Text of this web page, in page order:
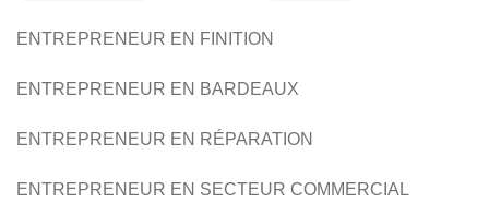
RÉFECTION DE TOITURE MAISONS NEUVES
CONSTRUCTION INSTALLATION
ENTREPRENEUR EN FINITION
ENTREPRENEUR EN BARDEAUX
ENTREPRENEUR EN RÉPARATION
ENTREPRENEUR EN SECTEUR COMMERCIAL